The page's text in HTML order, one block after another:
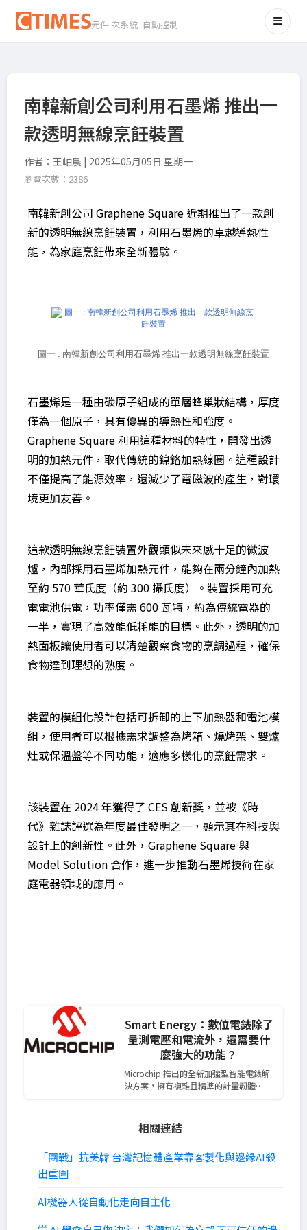
元件 次系統 自動控制
南韓新創公司利用石墨烯 推出一
款透明無線烹飪裝置
作者：王岫晨 | 2025年05月05日 星期一
瀏覽次數：2386
南韓新創公司 Graphene Square 近期推出了一款創
新的透明無線烹飪裝置，利用石墨烯的卓越導熱性
能，為家庭烹飪帶來全新體驗。
圖一 : 南韓新創公司利用石墨烯 推出一款透明無線烹飪裝置
石墨烯是一種由碳原子組成的單層蜂巢狀結構，厚度
僅為一個原子，具有優異的導熱性和強度。
Graphene Square 利用這種材料的特性，開發出透
明的加熱元件，取代傳統的鎳鉻加熱線圈。這種設計
不僅提高了能源效率，還減少了電磁波的產生，對環
境更加友善。
這款透明無線烹飪裝置外觀類似未來感十足的微波
爐，內部採用石墨烯加熱元件，能夠在兩分鐘內加熱
至約 570 華氏度（約 300 攝氏度）。裝置採用可充
電電池供電，功率僅需 600 瓦特，約為傳統電器的
一半，實現了高效能低耗能的目標。此外，透明的加
熱面板讓使用者可以清楚觀察食物的烹調過程，確保
食物達到理想的熟度。
裝置的模組化設計包括可拆卸的上下加熱器和電池模
組，使用者可以根據需求調整為烤箱、燒烤架、雙爐
灶或保溫盤等不同功能，適應多樣化的烹飪需求。
該裝置在 2024 年獲得了 CES 創新獎，並被《時
代》雜誌評選為年度最佳發明之一，顯示其在科技與
設計上的創新性。此外，Graphene Square 與
Model Solution 合作，進一步推動石墨烯技術在家
庭電器領域的應用。
Smart Energy：數位電錶除了
量測電壓和電流外，還需要什
麼強大的功能？
Microchip 推出的全新加強型智能電錶解
決方案，擁有複雜且精準的計量韌體…
相關連結
「團戰」抗美韓 台灣記憶體產業靠客製化與邊緣AI殺
出重圍
AI機器人從自動化走向自主化